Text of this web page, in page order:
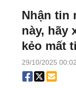
Nhận tin
này, hãy
kẻo mất
29/10/2025 00:02